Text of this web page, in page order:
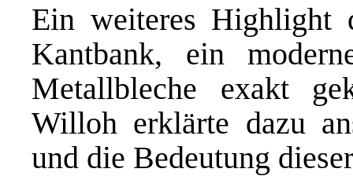
Ein weiteres Highlight
Kantbank, ein
Metallbleche exakt ge
Willoh erklärte dazu
und die Bedeutung